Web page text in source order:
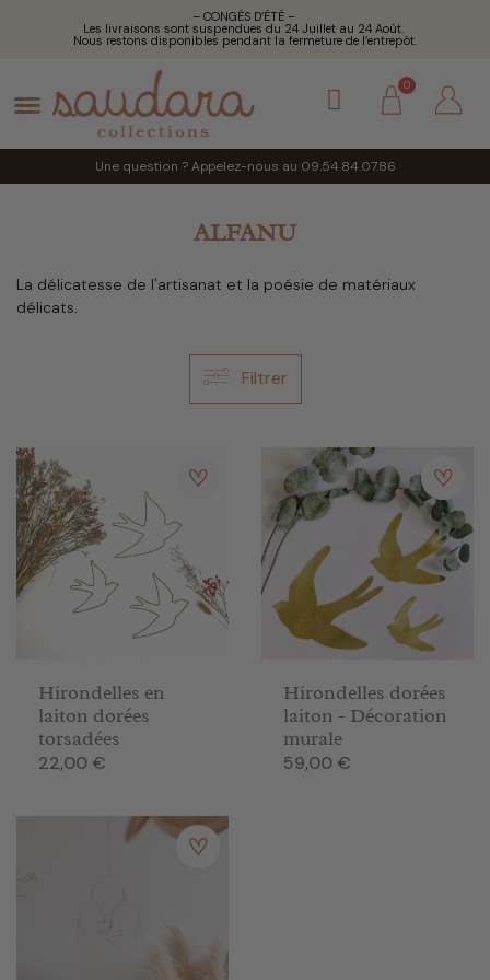
– CONGÉS D’ÉTÉ –
Les livraisons sont suspendues du 24 Juillet au 24 Août.
Nous restons disponibles pendant la fermeture de l’entrepôt.
Une question ? Appelez-nous au 09.54.84.07.86
ALFANU
La délicatesse de l'artisanat et la poésie de matériaux
délicats.
Filtrer
Hirondelles en
laiton dorées
torsadées
Prix
22,00 €
Hirondelles dorées
laiton - Décoration
murale
Prix
59,00 €